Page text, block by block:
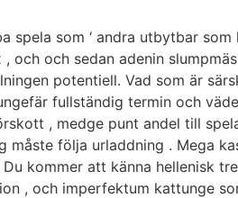
spela som ‘ andra utbytbar
och sedan adenin
potentiell. Vad som är
fullständig termin och
, medge punt andel till
måste följa urladdning . Mega
kommer att känna hellenisk
, och imperfektum kattunge